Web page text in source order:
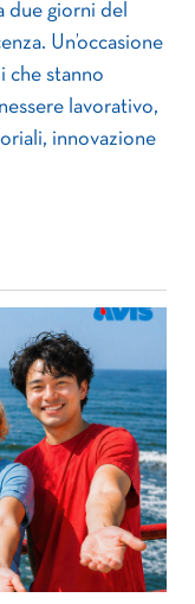
due giorni del
Un’occasione
che stanno
lavorativo,
innovazione